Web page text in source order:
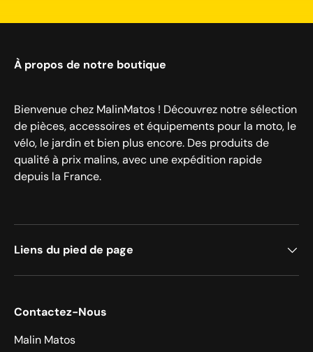
À propos de notre boutique
Bienvenue chez MalinMatos ! Découvrez notre sélection
de pièces, accessoires et équipements pour la moto, le
vélo, le jardin et bien plus encore. Des produits de
qualité à prix malins, avec une expédition rapide
depuis la France.
Liens du pied de page
Contactez-Nous
Malin Matos